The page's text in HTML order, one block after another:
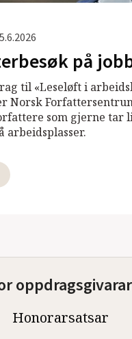
på
til «Leseløft i
Norsk
som gjerne
arbeidsplasser.
oppdragsgivarar
Honorarsatsar